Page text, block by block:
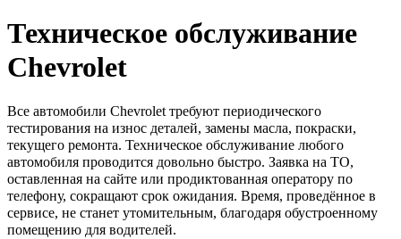
Техническое обслуживание
Chevrolet
Все автомобили Chevrolet требуют периодического
тестирования на износ деталей, замены масла, покраски,
текущего ремонта. Техническое обслуживание любого
автомобиля проводится довольно быстро. Заявка на ТО,
оставленная на сайте или продиктованная оператору по
телефону, сокращают срок ожидания. Время, проведённое в
сервисе, не станет утомительным, благодаря обустроенному
помещению для водителей.